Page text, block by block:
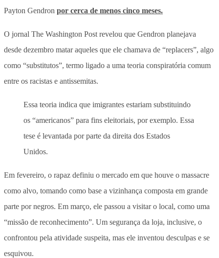
Payton Gendron por cerca de menos cinco meses.
O jornal The Washington Post revelou que Gendron planejava
desde dezembro matar aqueles que ele chamava de “replacers”, algo
como “substitutos”, termo ligado a uma teoria conspiratória comum
entre os racistas e antissemitas.
Essa teoria indica que imigrantes estariam substituindo
os “americanos” para fins eleitoriais, por exemplo. Essa
tese é levantada por parte da direita dos Estados
Unidos.
Em fevereiro, o rapaz definiu o mercado em que houve o massacre
como alvo, tomando como base a vizinhança composta em grande
parte por negros. Em março, ele passou a visitar o local, como uma
“missão de reconhecimento”. Um segurança da loja, inclusive, o
confrontou pela atividade suspeita, mas ele inventou desculpas e se
esquivou.